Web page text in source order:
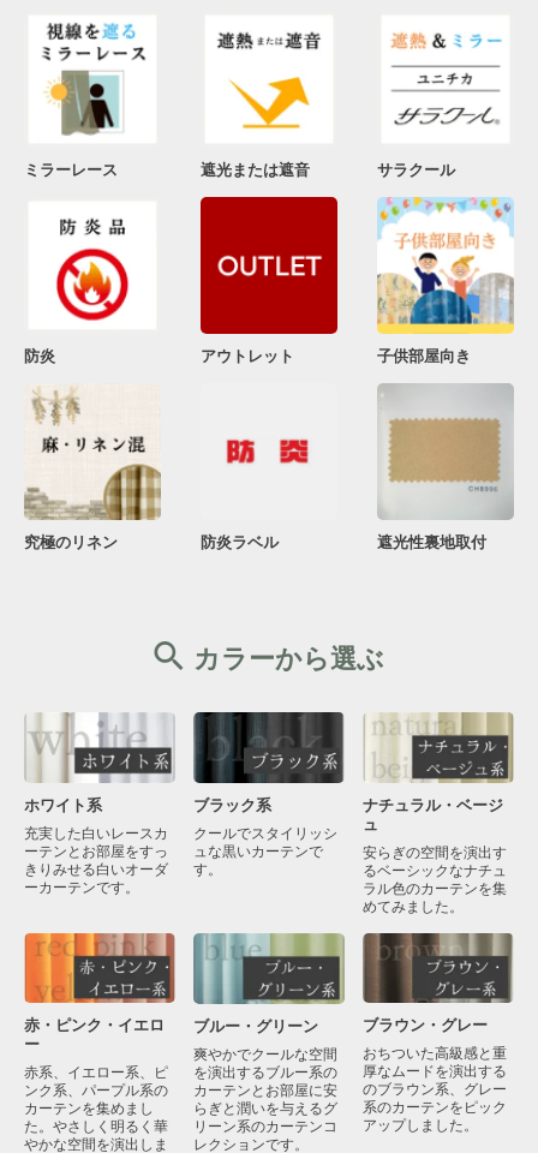
ミラーレース 遮光または遮音 サラクール
防炎 アウトレット 子供部屋向き
究極のリネン 防炎ラベル 遮光性裏地取付
カラーから選ぶ
ホワイト系
充実した白いレースカ
ーテンとお部屋をすっ
きりみせる白いオーダ
ーカーテンです。
ブラック系
クールでスタイリッシ
ュな黒いカーテンで
す。
ナチュラル・ベージ
ュ
安らぎの空間を演出す
るベーシックなナチュ
ラル色のカーテンを集
めてみました。
赤・ピンク・イエロ
ー
赤系、イエロー系、ピ
ンク系、パープル系の
カーテンを集めまし
た。やさしく明るく華
やかな空間を演出しま
ブルー・グリーン
爽やかでクールな空間
を演出するブルー系の
カーテンとお部屋に安
らぎと潤いを与えるグ
リーン系のカーテンコ
レクションです。
ブラウン・グレー
おちついた高級感と重
厚なムードを演出する
のブラウン系、グレー
系のカーテンをピック
アップしました。